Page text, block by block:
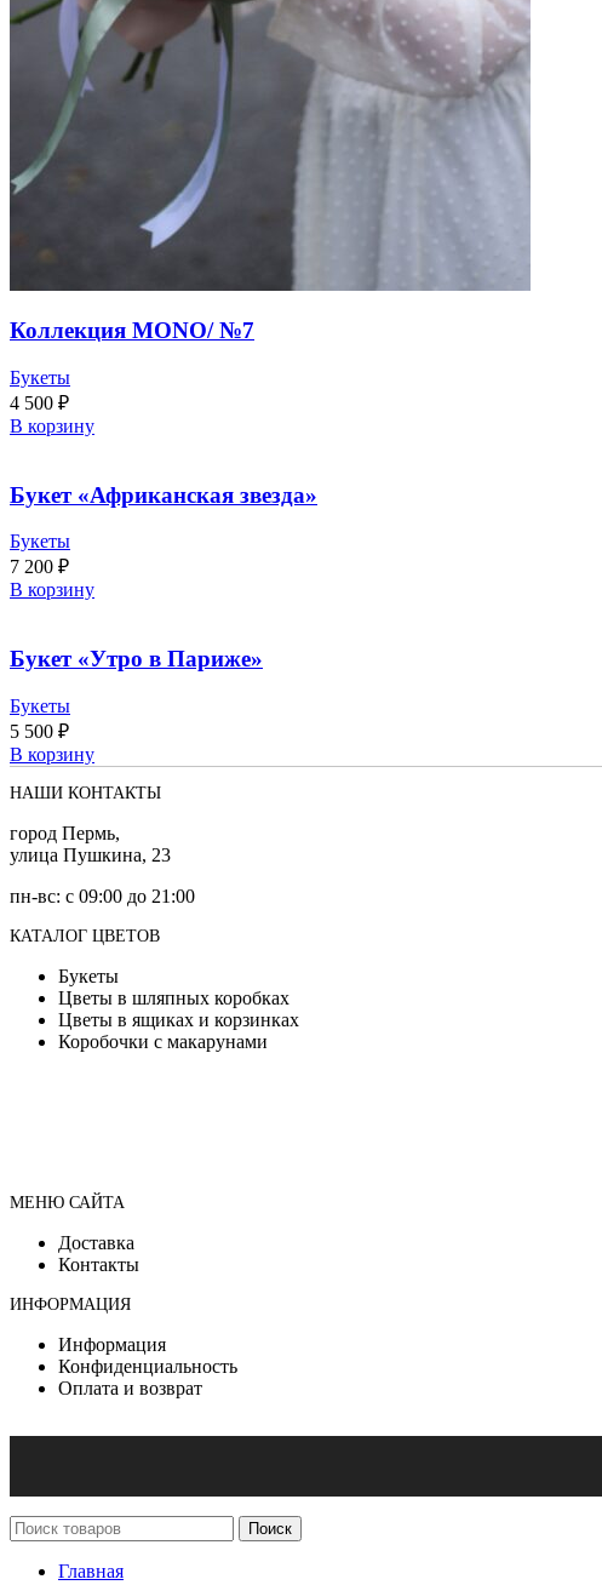
Коллекция MONO/ №7
Букеты
4 500 ₽
В корзину
Букет «Африканская звезда»
Букеты
7 200 ₽
В корзину
Букет «Утро в Париже»
Букеты
5 500 ₽
В корзину
НАШИ КОНТАКТЫ
город Пермь,
улица Пушкина, 23
пн-вс: с 09:00 до 21:00
КАТАЛОГ ЦВЕТОВ
Букеты
Цветы в шляпных коробках
Цветы в ящиках и корзинках
Коробочки с макарунами
МЕНЮ САЙТА
Доставка
Контакты
ИНФОРМАЦИЯ
Информация
Конфиденциальность
Оплата и возврат
Поиск
Главная